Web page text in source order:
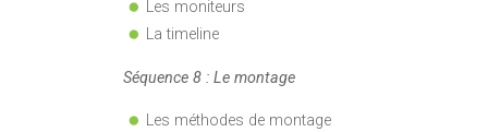
Les moniteurs
La timeline
Séquence 8 : Le montage
Les méthodes de montage